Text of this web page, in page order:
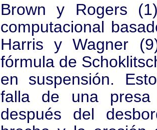
Brown y Rogers
computacional
Harris y Wagner
fórmula de
en suspensión.
falla de una presa
después del